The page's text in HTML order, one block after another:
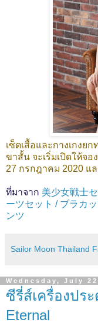
เซ็ตเสื้อและกางเกงย
ขาสั้น จะเริ่มเปิดให้จอ
27 กรกฎาคม 2020 แ
ที่มาจาก 美少女戦士
ーツセット / ブラカ
ンツ
Sailor Moon Thailand
Wednesday, July
ซีรี่ส์เครื่องปร
Eternal